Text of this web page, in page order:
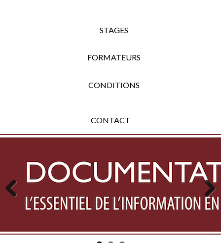
STAGES
FORMATEURS
CONDITIONS
CONTACT
Previous Next